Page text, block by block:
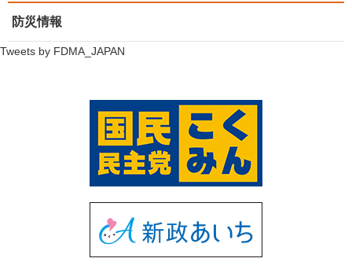
防災情報
Tweets by FDMA_JAPAN